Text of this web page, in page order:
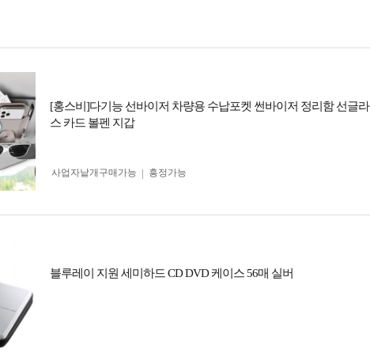
[홍스비]다기능 선바이저 차량용 수납포켓 썬바이저 정리함 선글라
스 카드 볼펜 지갑
사업자 낱개구매가능 흥정가능
블루레이 지원 세미하드 CD DVD 케이스 56매 실버